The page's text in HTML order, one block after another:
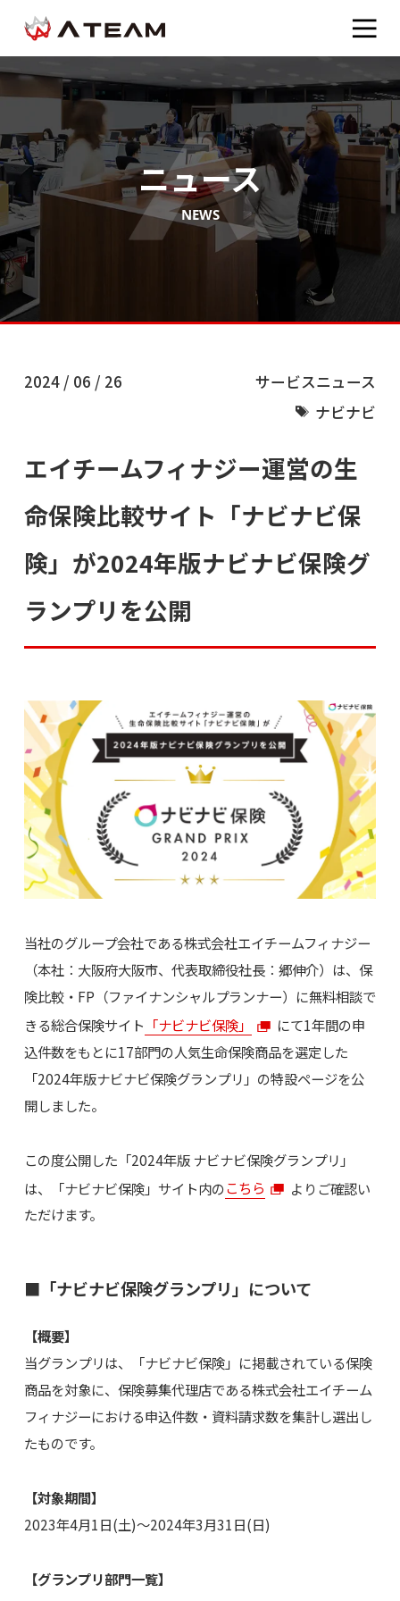
ニュース
NEWS
2024 / 06 / 26
サービスニュース
ナビナビ
エイチームフィナジー運営の生
命保険比較サイト「ナビナビ保
険」が2024年版ナビナビ保険グ
ランプリを公開
当社のグループ会社である株式会社エイチームフィナジー
（本社：大阪府大阪市、代表取締役社長：郷伸介）は、保
険比較・FP（ファイナンシャルプランナー）に無料相談で
きる総合保険サイト 「ナビナビ保険」
にて1年間の申
込件数をもとに17部門の人気生命保険商品を選定した
「2024年版ナビナビ保険グランプリ」の特設ページを公
開しました。
この度公開した「2024年版 ナビナビ保険グランプリ」
は、「ナビナビ保険」サイト内のこちら
よりご確認い
ただけます。
■「ナビナビ保険グランプリ」について
【概要】
当グランプリは、「ナビナビ保険」に掲載されている保険
商品を対象に、保険募集代理店である株式会社エイチーム
フィナジーにおける申込件数・資料請求数を集計し選出し
たものです。
【対象期間】
2023年4月1日(土)〜2024年3月31日(日)
【グランプリ部門一覧】